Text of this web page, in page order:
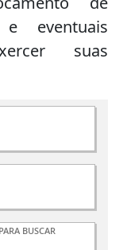
e eventuais
suas